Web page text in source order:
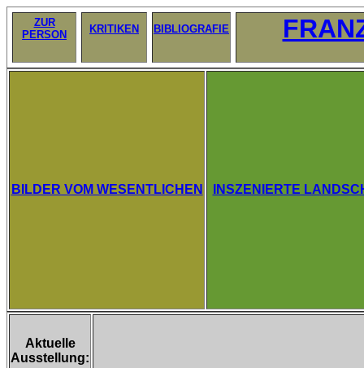
ZUR
PERSON
KRITIKEN BIBLIOGRAFIE
BILDER VOM WESENTLICHEN INSZENIERTE
Aktuelle
Ausstellung: